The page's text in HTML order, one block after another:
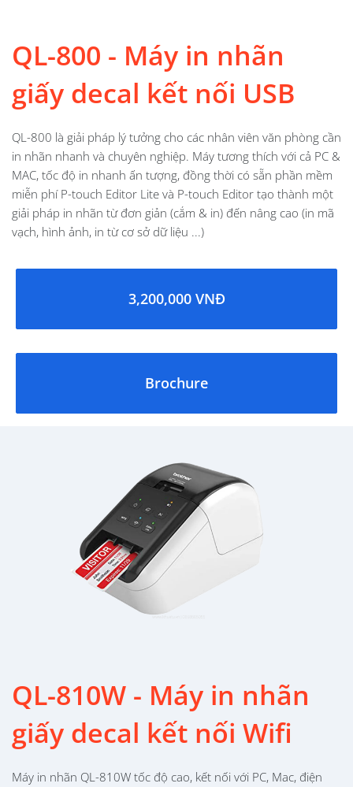
QL-800 - Máy in nhãn
giấy decal kết nối USB
QL-800 là giải pháp lý tưởng cho các nhân viên văn phòng cần
in nhãn nhanh và chuyên nghiệp. Máy tương thích với cả PC &
MAC, tốc độ in nhanh ấn tượng, đồng thời có sẵn phần mềm
miễn phí P-touch Editor Lite và P-touch Editor tạo thành một
giải pháp in nhãn từ đơn giản (cắm & in) đến nâng cao (in mã
vạch, hình ảnh, in từ cơ sở dữ liệu ...)
3,200,000 VNĐ
Brochure
QL-810W - Máy in nhãn
giấy decal kết nối Wifi
Máy in nhãn QL-810W tốc độ cao, kết nối với PC, Mac, điện